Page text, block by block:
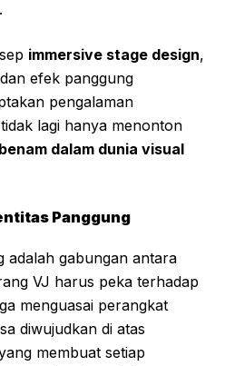
immersive stage design,
efek panggung
pengalaman
lagi hanya menonton
dalam dunia visual
Panggung
adalah gabungan antara
VJ harus peka terhadap
menguasai perangkat
diwujudkan di atas
membuat setiap